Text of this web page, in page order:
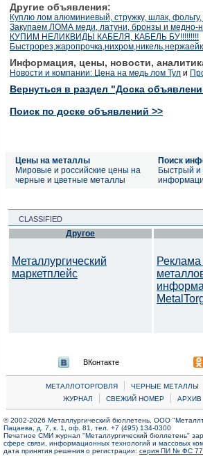
Другие объявления:
Куплю лом алюминиевый, стружку, шлак, фольгу,
Закупаем ЛОМА меди, латуни, бронзы и медно-
КУПИМ НЕЛИКВИДЫ КАБЕЛЯ, КАБЕЛЬ БУ!!!!!!!!!
Информация, цены, новости,
Новости и компании: Цена на медь лом Тул и
Вернуться в раздел "Доска
Поиск по доске объявлений >>
Цены на металлы
Мировые и российские цены на
черные и цветные металлы
Поиск
Быстрый и
CLASSIFIED
Другое
Металлургический
маркетплейс
ВКонтакте
МЕТАЛЛОТОРГОВЛЯ | ЧЕРНЫЕ МЕТАЛЛЫ
ЖУРНАЛ
| СВЕЖИЙ НОМЕР | АРХИВ
© 2002-2026 Металлургический бюллетень, ООО
Пацаева, д. 7, к. 1, оф. 81, тел. +7 (495) 134-0300
Печатное СМИ журнал "Металлургический бюллетень"
сфере связи, информационных технологий и массовых
дата принятия решения о регистрации: серия ПИ № ФС 77